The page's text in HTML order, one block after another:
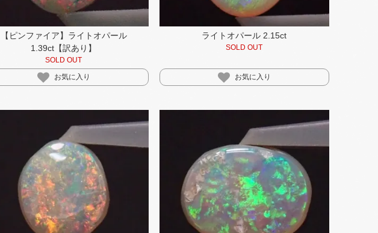
【ピンファイア】ライトオパール
1.39ct【訳あり】
SOLD OUT
お気に入り
ライトオパール 2.15ct
SOLD OUT
お気に入り